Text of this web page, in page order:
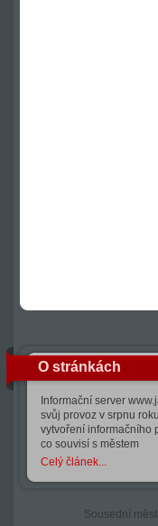
O stránkách
Informační server
svůj provoz v srpnu
vytvoření informačního
co souvisí s městem
Celý článek...
Sousední